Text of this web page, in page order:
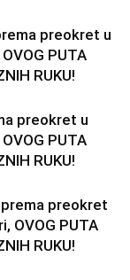
preokret u
PUTA
RUKU!
preokret u
PUTA
RUKU!
preokret
OVOG PUTA
RUKU!